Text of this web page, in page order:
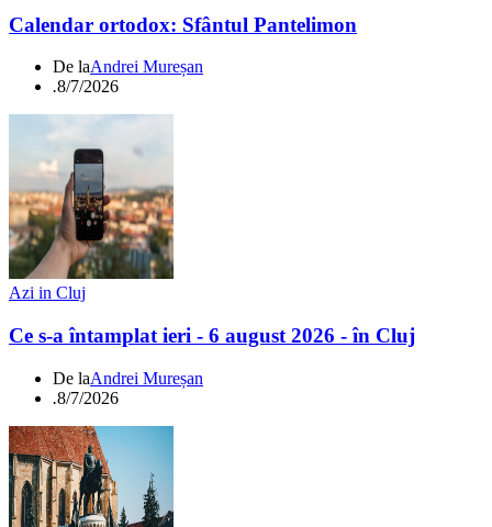
Calendar ortodox: Sfântul Pantelimon
De laAndrei Mureșan
.8/7/2026
Azi in Cluj
Ce s-a întamplat ieri - 6 august 2026 - în Cluj
De laAndrei Mureșan
.8/7/2026